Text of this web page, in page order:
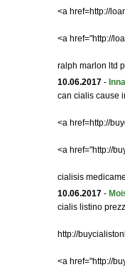
<a href=http://
<a href="http://
ralph marlon ltd
10.06.2017 -
can cialis cause
<a href=http://
<a href="http://
cialisis
10.06.2017 -
cialis listino
http://
<a href="http://